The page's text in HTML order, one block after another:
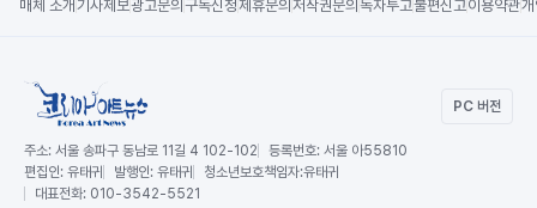
매체 소개 기사제보광고문의 구독신청제휴문의 저작권문의 독자투고불편신고이용약관
PC 버전
주소: 서울 송파구 동남로 11길 4 102-102 등록번호: 서울 아55810
편집인: 유태귀 발행인: 유태귀 청소년보호책임자:유태귀
대표전화: 010-3542-5521